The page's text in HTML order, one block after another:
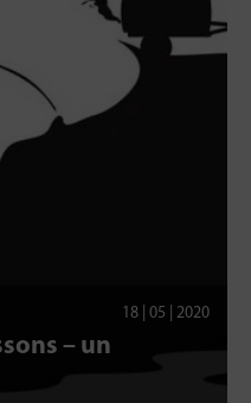
18 | 05 | 2020
– un